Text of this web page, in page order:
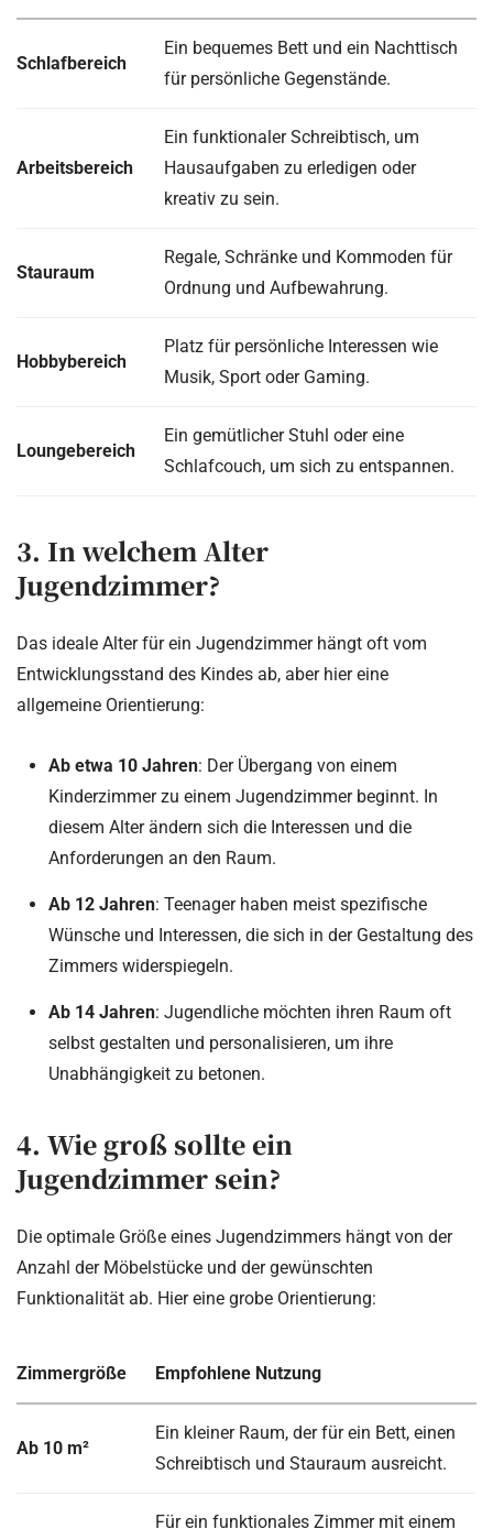
Schlafbereich
Ein bequemes Bett und ein Nachttisch
für persönliche Gegenstände.
Arbeitsbereich
Ein funktionaler Schreibtisch, um
Hausaufgaben zu erledigen oder
kreativ zu sein.
Stauraum
Regale, Schränke und Kommoden für
Ordnung und Aufbewahrung.
Hobbybereich
Platz für persönliche Interessen wie
Musik, Sport oder Gaming.
Loungebereich
Ein gemütlicher Stuhl oder eine
Schlafcouch, um sich zu entspannen.
3. In welchem Alter
Jugendzimmer?
Das ideale Alter für ein Jugendzimmer hängt oft vom
Entwicklungsstand des Kindes ab, aber hier eine
allgemeine Orientierung:
Ab etwa 10 Jahren: Der Übergang von einem
Kinderzimmer zu einem Jugendzimmer beginnt. In
diesem Alter ändern sich die Interessen und die
Anforderungen an den Raum.
Ab 12 Jahren: Teenager haben meist spezifische
Wünsche und Interessen, die sich in der Gestaltung des
Zimmers widerspiegeln.
Ab 14 Jahren: Jugendliche möchten ihren Raum oft
selbst gestalten und personalisieren, um ihre
Unabhängigkeit zu betonen.
4. Wie groß sollte ein
Jugendzimmer sein?
Die optimale Größe eines Jugendzimmers hängt von der
Anzahl der Möbelstücke und der gewünschten
Funktionalität ab. Hier eine grobe Orientierung:
Zimmergröße Empfohlene Nutzung
Ab 10 m²
Ein kleiner Raum, der für ein Bett, einen
Schreibtisch und Stauraum ausreicht.
Für ein funktionales Zimmer mit einem